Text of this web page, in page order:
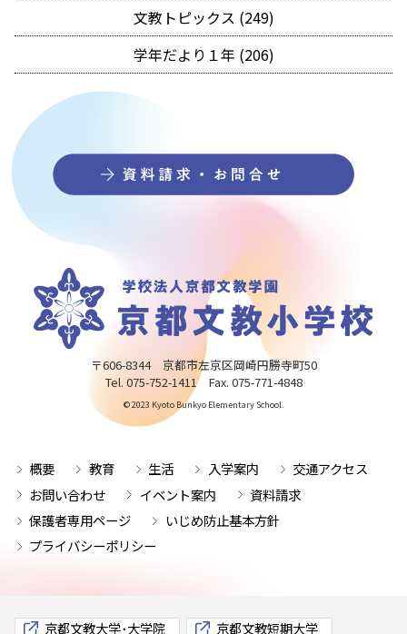
文教トピックス (249)
学年だより１年 (206)
〒606-8344 京都市左京区岡崎円勝寺町50
Tel. 075-752-1411 Fax. 075-771-4848
© 2023 Kyoto Bunkyo Elementary School.
概要 教育 生活 入学案内
交通アクセス
お問い合わせ
イベント案内
資料請求
保護者専用ページ
いじめ防止基本方針
プライバシーポリシー
京都文教大学･大学院 京都文教短期大学